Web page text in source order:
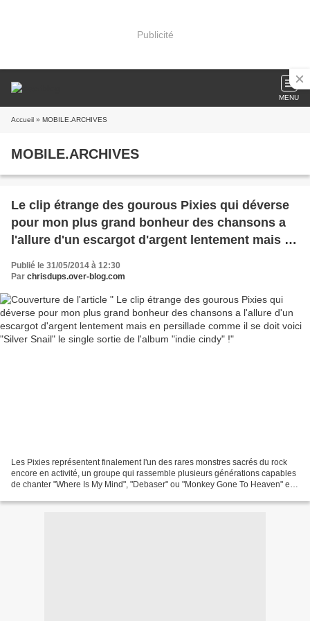
Publicité
MENU
Accueil » MOBILE.ARCHIVES
MOBILE.ARCHIVES
Le clip étrange des gourous Pixies qui déverse
pour mon plus grand bonheur des chansons a
l'allure d'un escargot d'argent lentement mais en
persillade comme il se doit voici "Silver Snail" le
single sortie de l'album "indie cindy" !
Publié le 31/05/2014 à 12:30
Par chrisdups.over-blog.com
Les Pixies représentent finalement l'un des rares monstres sacrés du rock
encore en activité, un groupe qui rassemble plusieurs générations capables
de chanter "Where Is My Mind", "Debaser" ou "Monkey Gone To Heaven" en